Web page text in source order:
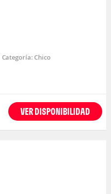
Categoría: Chico
VER DISPONIBILIDAD